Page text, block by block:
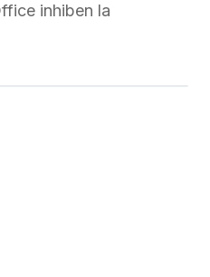
inhiben la